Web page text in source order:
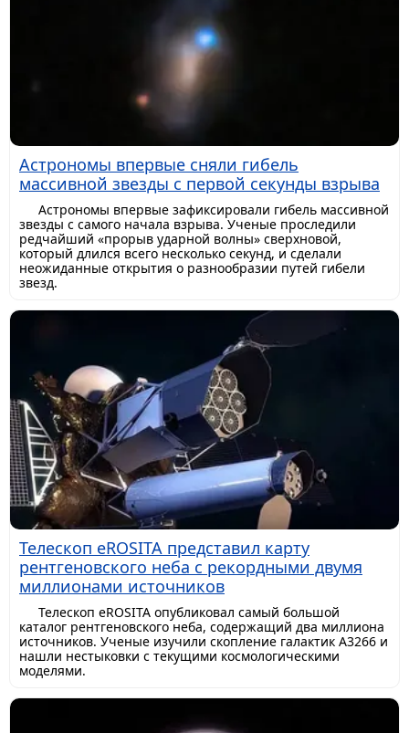
Астрономы впервые сняли гибель
массивной звезды с первой секунды взрыва
Астрономы впервые зафиксировали гибель массивной
звезды с самого начала взрыва. Ученые проследили
редчайший «прорыв ударной волны» сверхновой,
который длился всего несколько секунд, и сделали
неожиданные открытия о разнообразии путей гибели
звезд.
Телескоп eROSITA представил карту
рентгеновского неба с рекордными двумя
миллионами источников
Телескоп eROSITA опубликовал самый большой
каталог рентгеновского неба, содержащий два миллиона
источников. Ученые изучили скопление галактик A3266 и
нашли нестыковки с текущими космологическими
моделями.